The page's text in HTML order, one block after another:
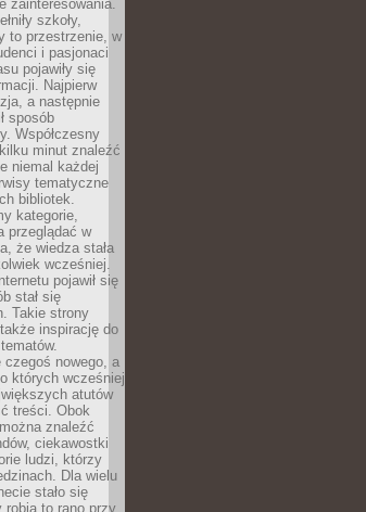
zainteresowania.
szkoły,
to przestrzenie, w
i pasjonaci
pojawiły się
Najpierw
a następnie
sposób
Współczesny
minut znaleźć
niemal każdej
tematyczne
bibliotek.
kategorie,
przeglądać w
że wiedza stała
wcześniej.
pojawił się
stał się
Takie strony
inspirację do
nowego, a
których wcześniej
atutów
treści. Obok
znaleźć
ciekawostki
ludzi, którzy
Dla wielu
stało się
robią to rano przy